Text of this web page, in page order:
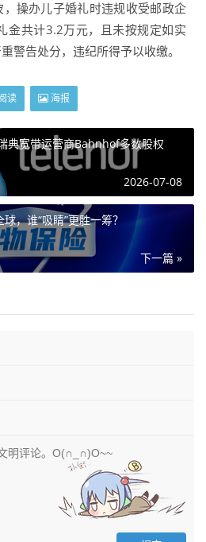
操办儿子婚礼时违规收受邮政企
金共计3.2万元，且未按规定如实
警告处分，违纪所得予以收缴。
读 海报
典宽带运营商Bahnhof多数股权
2026-07-08
，谁“吸睛”更胜一筹？
下一篇 »